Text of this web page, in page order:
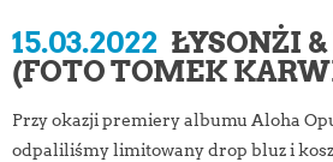
15.03.2022 ŁYSONŻI
(FOTO TOMEK
Przy okazji premiery albumu Aloha
odpaliliśmy limitowany drop bluz i